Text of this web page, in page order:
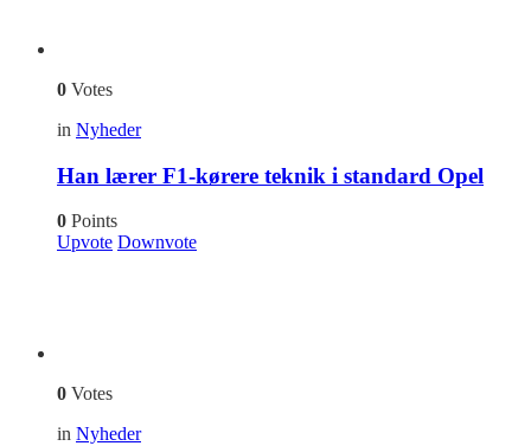
0 Votes
in Nyheder
Han lærer F1-kørere teknik i standard Opel
0 Points
Upvote Downvote
0 Votes
in Nyheder